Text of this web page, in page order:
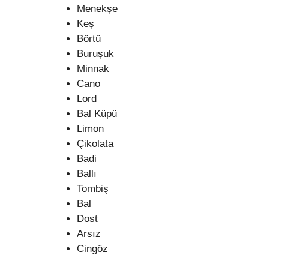
Menekşe
Keş
Börtü
Buruşuk
Minnak
Cano
Lord
Bal Küpü
Limon
Çikolata
Badi
Ballı
Tombiş
Bal
Dost
Arsız
Cingöz